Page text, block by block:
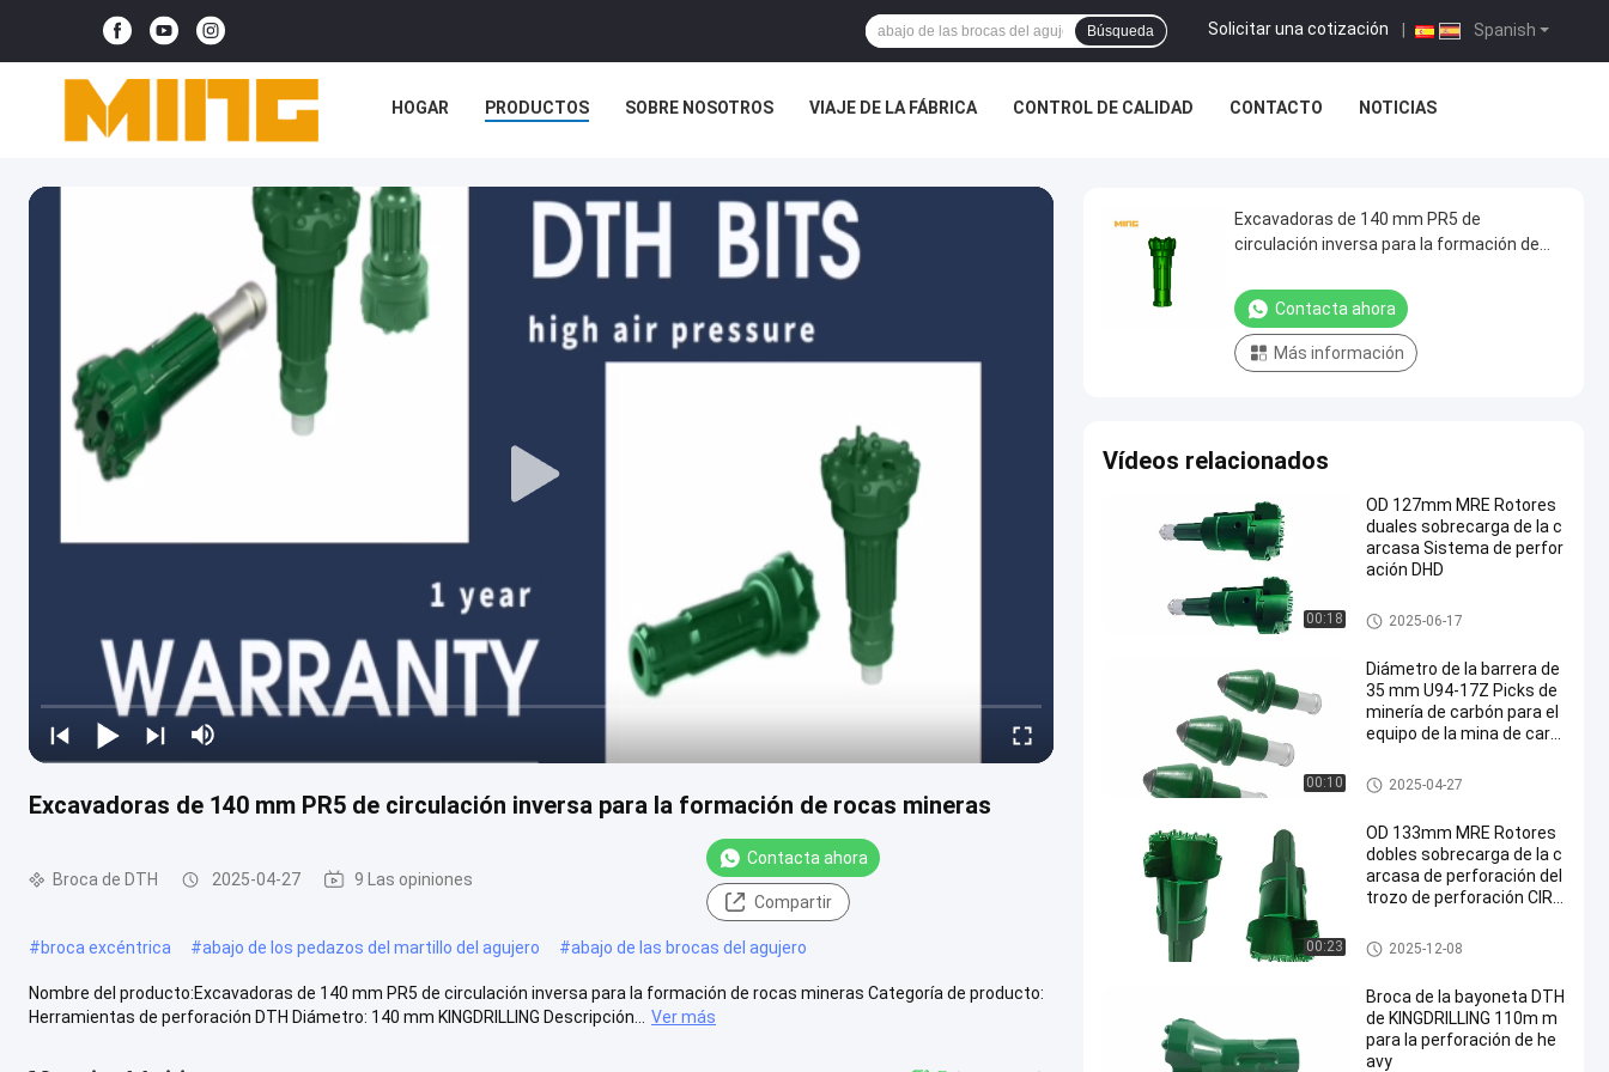
Spanish
Solicitar una cotización
Búsqueda
HOGAR PRODUCTOS SOBRE NOSOTROS VIAJE DE LA FÁBRICA CONTROL DE CALIDAD CONTACTO NOTICIAS
Excavadoras de 140 mm PR5 de circulación inversa para la formación de rocas mineras
Broca de DTH 2025-04-27 9 Las opiniones
Contacta ahora
Compartir
#broca excéntrica #abajo de los pedazos del martillo del agujero #abajo de las brocas del agujero
Nombre del producto:Excavadoras de 140 mm PR5 de circulación inversa para la formación de rocas mineras Categoría de producto:
Herramientas de perforación DTH Diámetro: 140 mm KINGDRILLING Descripción...
Ver más
Excavadoras de 140 mm PR5 de
circulación inversa para la formación de
Contacta ahora
Más información
Vídeos relacionados
00:18
OD 127mm MRE Rotores
duales sobrecarga de la c
arcasa Sistema de perfor
ación DHD
Broca de DTH
2025-06-17
00:10
Diámetro de la barrera de
35 mm U94-17Z Picks de
minería de carbón para el
equipo de la mina de carb
Pedazos carboníferos
2025-04-27
00:23
OD 133mm MRE Rotores
dobles sobrecarga de la c
arcasa de perforación del
trozo de perforación CIR1
Broca de DTH
2025-12-08
Broca de la bayoneta DTH
de KINGDRILLING 110m m
para la perforación de he
avy